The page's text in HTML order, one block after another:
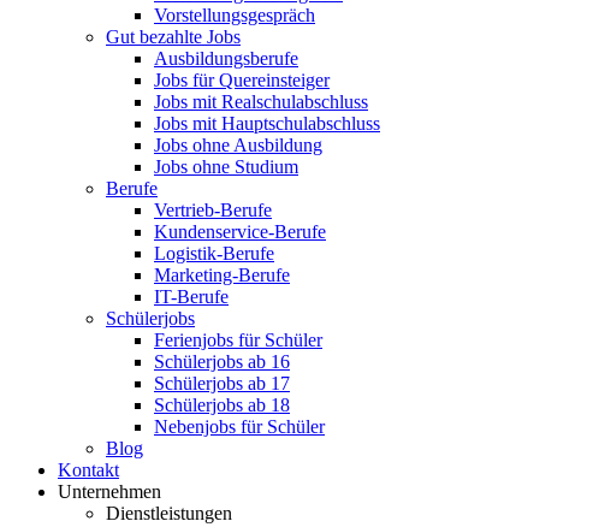
Vorstellungsgespräch
Gut bezahlte Jobs
Ausbildungsberufe
Jobs für Quereinsteiger
Jobs mit Realschulabschluss
Jobs mit Hauptschulabschluss
Jobs ohne Ausbildung
Jobs ohne Studium
Berufe
Vertrieb-Berufe
Kundenservice-Berufe
Logistik-Berufe
Marketing-Berufe
IT-Berufe
Schülerjobs
Ferienjobs für Schüler
Schülerjobs ab 16
Schülerjobs ab 17
Schülerjobs ab 18
Nebenjobs für Schüler
Blog
Kontakt
Unternehmen
Dienstleistungen